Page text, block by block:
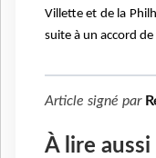
Villette et de la
suite à un accord
Article signé par
À lire aussi